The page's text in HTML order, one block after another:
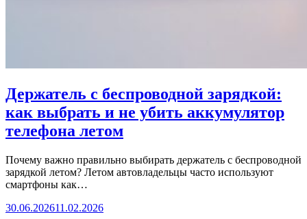
Держатель с беспроводной зарядкой:
как выбрать и не убить аккумулятор
телефона летом
Почему важно правильно выбирать держатель с беспроводной
зарядкой летом? Летом автовладельцы часто используют
смартфоны как…
30.06.202611.02.2026